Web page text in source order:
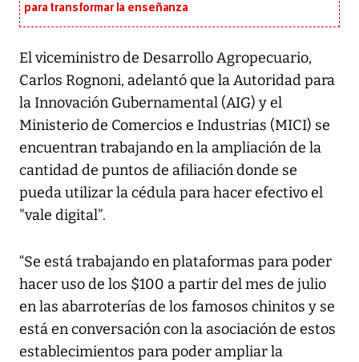
para transformar la enseñanza
El viceministro de Desarrollo Agropecuario,
Carlos Rognoni, adelantó que la Autoridad para
la Innovación Gubernamental (AIG) y el
Ministerio de Comercios e Industrias (MICI) se
encuentran trabajando en la ampliación de la
cantidad de puntos de afiliación donde se
pueda utilizar la cédula para hacer efectivo el
"vale digital".
“Se está trabajando en plataformas para poder
hacer uso de los $100 a partir del mes de julio
en las abarroterías de los famosos chinitos y se
está en conversación con la asociación de estos
establecimientos para poder ampliar la